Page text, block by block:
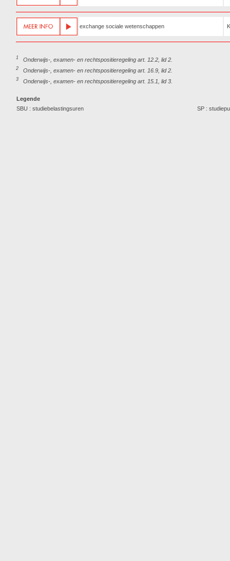
exchange sociale wetenschappen
1 Onderwijs-, examen- en rechtspositieregeling art. 12.2, lid 2.
2 Onderwijs-, examen- en rechtspositieregeling art. 16.9, lid 2.
3 Onderwijs-, examen- en rechtspositieregeling art. 15.1, lid 3.
Legende
SBU : studiebelastingsuren
SP :